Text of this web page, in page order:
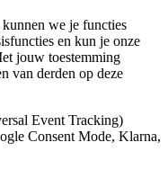
kunnen we je functies
en kun je onze
jouw toestemming
van derden op deze
Event Tracking)
Consent Mode, Klarna,